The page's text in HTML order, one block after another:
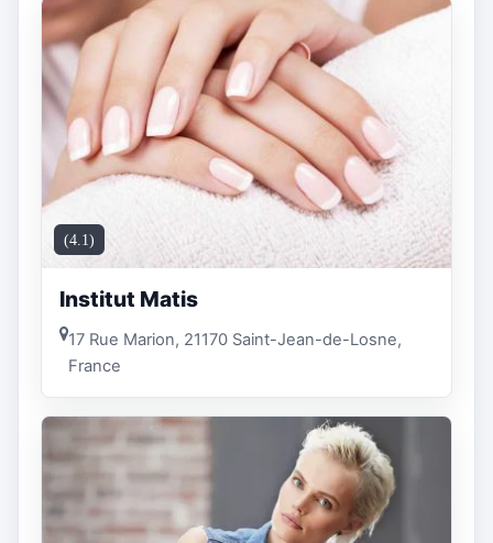
(4.1)
Institut Matis
17 Rue Marion, 21170 Saint-Jean-de-Losne,
France